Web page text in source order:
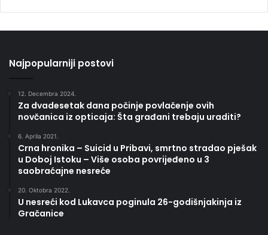
Najpopularniji postovi
12. Decembra 2024.
Za dvadesetak dana počinje povlačenje ovih
novčanica iz opticaja: Šta građani trebaju uraditi?
6. Aprila 2021.
Crna hronika – Suicid u Pribavi, smrtno stradao pješak
u Doboj Istoku – Više osoba povrijeđeno u 3
saobraćajne nesreće
20. Oktobra 2022.
U nesreći kod Lukavca poginula 26-godišnjakinja iz
Gračanice